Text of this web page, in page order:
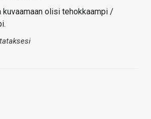
kuvaamaan olisi tehokkaampi /